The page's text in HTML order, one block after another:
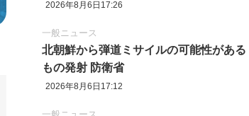
2026年8月6日17:26
一般ニュース
北朝鮮から弾道ミサイルの可能性がある
もの発射 防衛省
2026年8月6日17:12